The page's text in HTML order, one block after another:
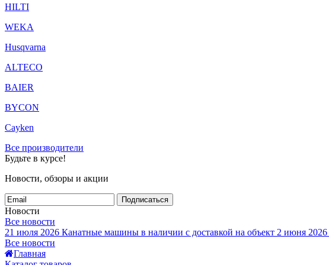
HILTI
WEKA
Husqvarna
ALTECO
BAIER
BYCON
Cayken
Все производители
Будьте в курсе!
Новости, обзоры и акции
Подписаться
Новости
Все новости
21 июля 2026 Канатные машины в наличии с доставкой на объект 2 июня 2026
Все новости
Главная